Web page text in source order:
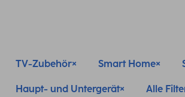
TV-Zubehör Smart Home
Haupt- und Untergerät Alle